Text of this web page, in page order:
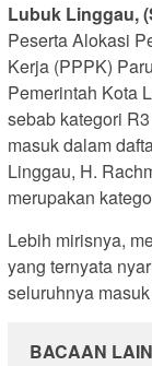
Lubuk Linggau,
Peserta Alokasi
Kerja (PPPK)
Pemerintah Kota
sebab kategori
masuk dalam
Linggau, H.
merupakan
Lebih mirisnya,
yang ternyata
seluruhnya
BACAAN